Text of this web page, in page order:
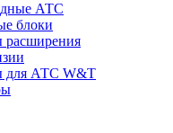
АТС
блоки
расширения
для АТС W&T